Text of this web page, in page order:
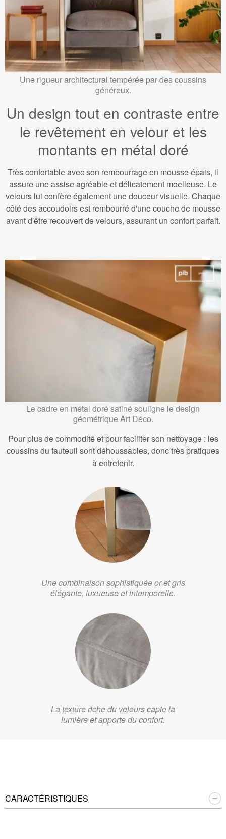
Une rigueur architectural tempérée par des coussins
généreux.
Un design tout en contraste entre
le revêtement en velour et les
montants en métal doré
Très confortable avec son rembourrage en mousse épais, il
assure une assise agréable et délicatement moelleuse. Le
velours lui confère également une douceur visuelle. Chaque
côté des accoudoirs est rembourré d'une couche de mousse
avant d'être recouvert de velours, assurant un confort parfait.
Le cadre en métal doré satiné souligne le design
géométrique Art Déco.
Pour plus de commodité et pour faciliter son nettoyage : les
coussins du fauteuil sont déhoussables, donc très pratiques
à entretenir.
Une combinaison sophistiquée or et gris
élégante, luxueuse et intemporelle.
La texture riche du velours capte la
lumière et apporte du confort.
CARACTÉRISTIQUES